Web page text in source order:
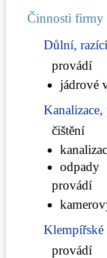
Činnosti firmy
Důlní,
provádí
jádrové
čištění
odpady
provádí
Klempířské
provádí